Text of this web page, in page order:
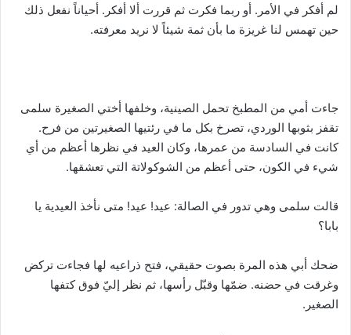
لم أفكر في الأمر. أو ربما فكرت ثم قررت ألا أفكر. أحياناً نفعل ذلك
حين تهمس لنا غريزة ما بأن ثمة شيئاً لا نريد معرفته.
جاءت أمي من المطبخ تحمل الصينية، وخلفها أختي الصغيرة سلمى
تقفز بثوبها الوردي، تصرخ بكل ما في رئتيها الصغيرتين من فرح.
كانت في السادسة من عمرها، وكان العيد في نظرها أعظم من أي
شيء في الكون، حتى أعظم من الشوكولاتة التي تعشقها.
قالت سلمى وهي تدور في الصالة: عيد! عيد! متى نأخذ العيدية يا
بابا؟
ضحك أبي هذه المرة بصوت حقيقي، فتح ذراعيه لها فجاءت تركض
وغرقت في حضنه. ضمّها وقبّل رأسها، ثم نظر إليّ فوق كتفها
الصغير.